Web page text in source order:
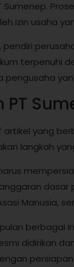
Sumenep.
izin usaha
pendiri
terpenuhi
PT
yang
langkah
Manusia,
berbagai
didirikan